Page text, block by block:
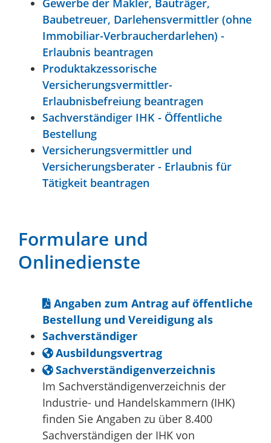
Gewerbe der Makler, Bauträger,
Baubetreuer, Darlehensvermittler (ohne
Immobiliar-Verbraucherdarlehen) -
Erlaubnis beantragen
Produktakzessorische
Versicherungsvermittler-
Erlaubnisbefreiung beantragen
Sachverständiger IHK - Öffentliche
Bestellung
Versicherungsvermittler und
Versicherungsberater - Erlaubnis für
Tätigkeit beantragen
Formulare und
Onlinedienste
Angaben zum Antrag auf öffentliche
Bestellung und Vereidigung als
Sachverständiger
Ausbildungsvertrag
Sachverständigenverzeichnis
Im Sachverständigenverzeichnis der
Industrie- und Handelskammern (IHK)
finden Sie Angaben zu über 8.400
Sachverständigen der IHK von